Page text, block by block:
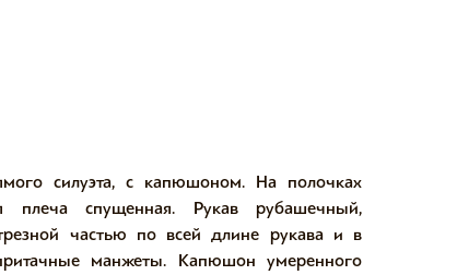
силуэта, с капюшоном. На полочках
плеча спущенная. Рукав рубашечный,
частью по всей длине рукава и в
манжеты. Капюшон умеренного